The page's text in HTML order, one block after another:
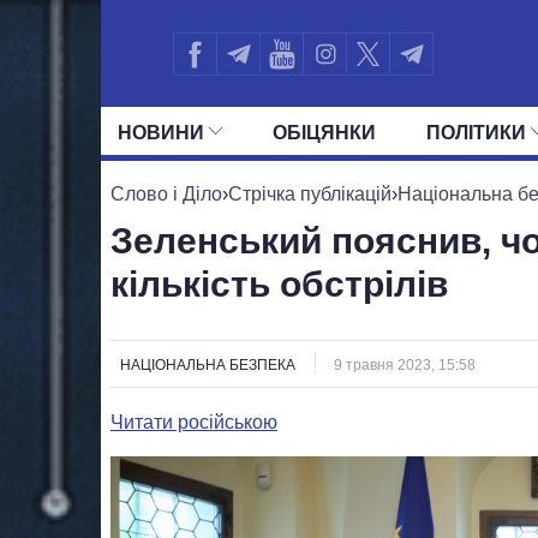
НОВИНИ ОБIЦЯНКИ ПОЛIТИКИ
УСІ ПОЛІТИКИ ПРЕЗИДЕНТ І
Слово і Діло›Стрічка публікацій›Національна
Зеленський пояснив,
кількість обстрілів
НАЦІОНАЛЬНА БЕЗПЕКА 9 травня 2023, 15:58
Читати російською